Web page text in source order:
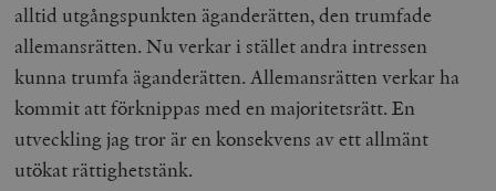
alltid utgångspunkten äganderätten, den trumfade
allemansrätten. Nu verkar i stället andra intressen
kunna trumfa äganderätten. Allemansrätten verkar ha
kommit att förknippas med en majoritetsrätt. En
utveckling jag tror är en konsekvens av ett allmänt
utökat rättighetstänk.